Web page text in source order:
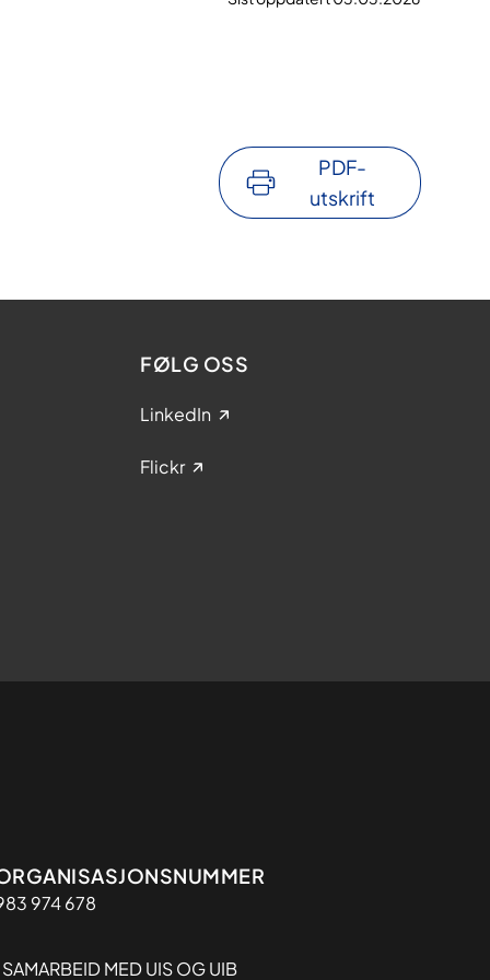
PDF-
utskrift
FØLG OSS
LinkedIn
Flickr
974 678
SAMARBEID MED UIS OG UIB